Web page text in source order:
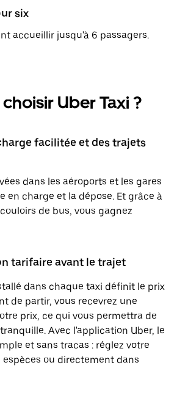
six
accueillir jusqu'à 6 passagers.
Uber Taxi ?
facilitée et des trajets
dans les aéroports et les gares
en charge et la dépose. Et grâce à
de bus, vous gagnez
tarifaire avant le trajet
dans chaque taxi définit le prix
de partir, vous recevrez une
prix, ce qui vous permettra de
Avec l'application Uber, le
et sans tracas : réglez votre
ou directement dans